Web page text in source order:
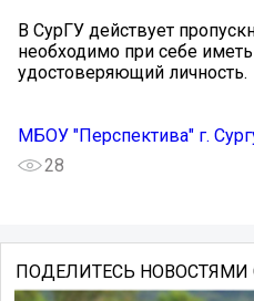
В СурГУ действует
необходимо при себе
удостоверяющий личность.
МБОУ "Перспектива" г.
28
ПОДЕЛИТЕСЬ